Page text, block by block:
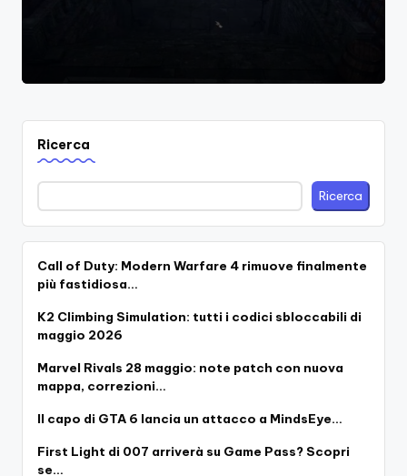
Ricerca
Ricerca
Call of Duty: Modern Warfare 4 rimuove finalmente
più fastidiosa…
K2 Climbing Simulation: tutti i codici sbloccabili di
maggio 2026
Marvel Rivals 28 maggio: note patch con nuova
mappa, correzioni…
Il capo di GTA 6 lancia un attacco a MindsEye…
First Light di 007 arriverà su Game Pass? Scopri
se…